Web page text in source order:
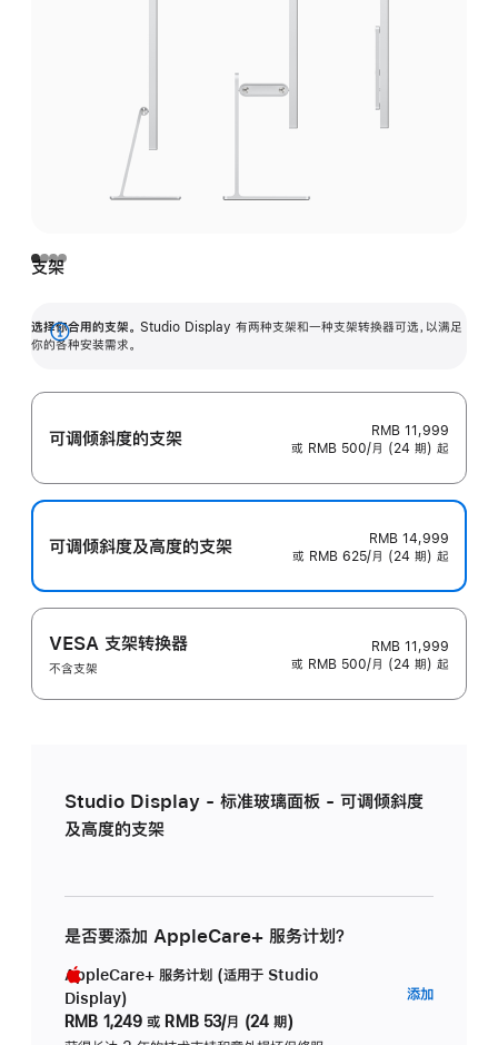
支架
选择你合用的支架。 Studio Display 有两种支架和一种支架转换器可选，以满足
你的各种安装需求。
展
可调倾斜度的支架
RMB 11,999
或 RMB 500/月 (24 期) 起
可调倾斜度及高‍度的支‍架
RMB 14,999
或 RMB 625/月 (24 期) 起
VESA 支架转换器
不含支架
RMB 11,999
或 RMB 500/月 (24 期) 起
Studio Display - 标准玻璃面板 - 可调倾斜度
及高度的支架
是否要添加 AppleCare+ 服务计划？
AppleCare+ 服务计划 (适用于 Studio
Display)
RMB 1,249 或 RMB 53/月 (24 期)
添加